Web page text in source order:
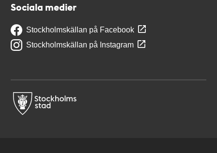
Sociala medier
Stockholmskällan på Facebook
Stockholmskällan på Instagram